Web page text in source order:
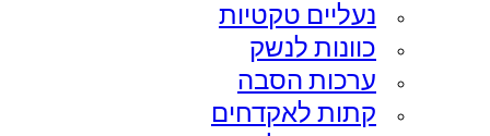
נעליים טקטיות
כוונות לנשק
ערכות הסבה
קתות לאקדחים